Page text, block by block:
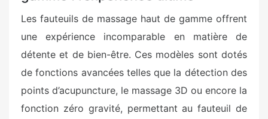
Les fauteuils de massage haut de gamme offrent
une expérience incomparable en matière de
détente et de bien-être. Ces modèles sont dotés
de fonctions avancées telles que la détection des
points d’acupuncture, le massage 3D ou encore la
fonction zéro gravité, permettant au fauteuil de